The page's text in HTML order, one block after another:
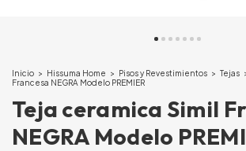
Inicio > Hissuma Home > Pisos y Revestimientos > Tejas
Francesa NEGRA Modelo PREMIER
Teja ceramica Simil
NEGRA Modelo